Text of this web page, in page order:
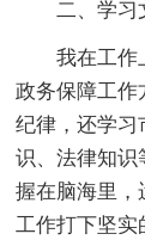
二、学习
我在工作
政务保障工作
纪律，还学习
识、法律知识
握在脑海里，
工作打下坚实